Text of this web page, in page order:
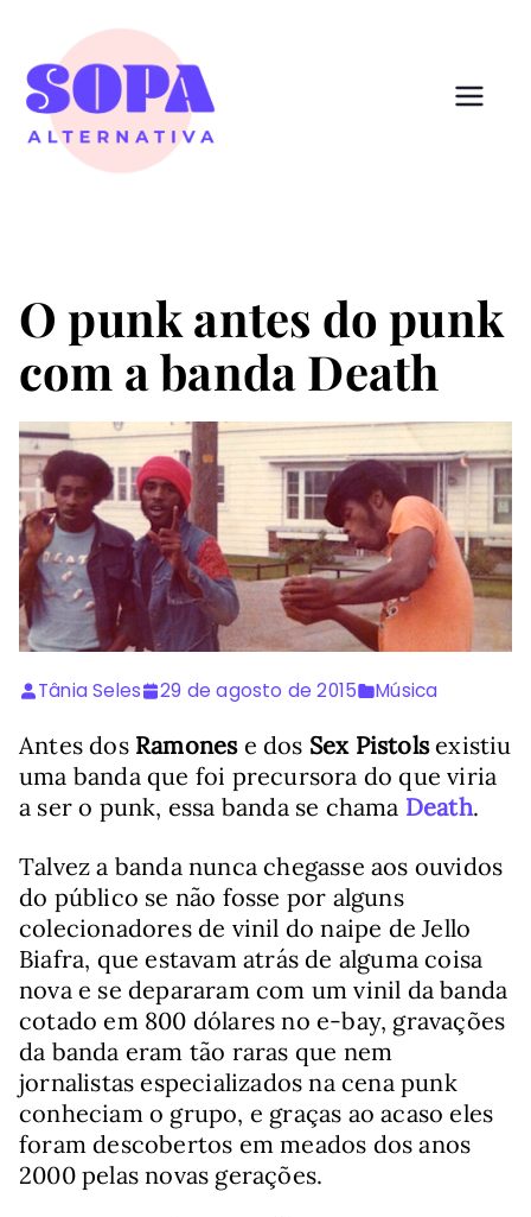
conteúdo
O punk antes do punk
com a banda Death
Tânia Seles 29 de agosto de 2015 Música
Antes dos Ramonese dos Sex Pistolsexistiu
uma banda que foi precursora do que viria
a ser o punk, essa banda se chama Death.
Talvez a banda nunca chegasse aos ouvidos
do público se não fosse por alguns
colecionadores de vinil do naipe de Jello
Biafra, que estavam atrás de alguma coisa
nova e se depararam com um vinil da banda
cotado em 800 dólares no e-bay, gravações
da banda eram tão raras que nem
jornalistas especializados na cena punk
conheciam o grupo, e graças ao acaso eles
foram descobertos em meados dos anos
2000 pelas novas gerações.